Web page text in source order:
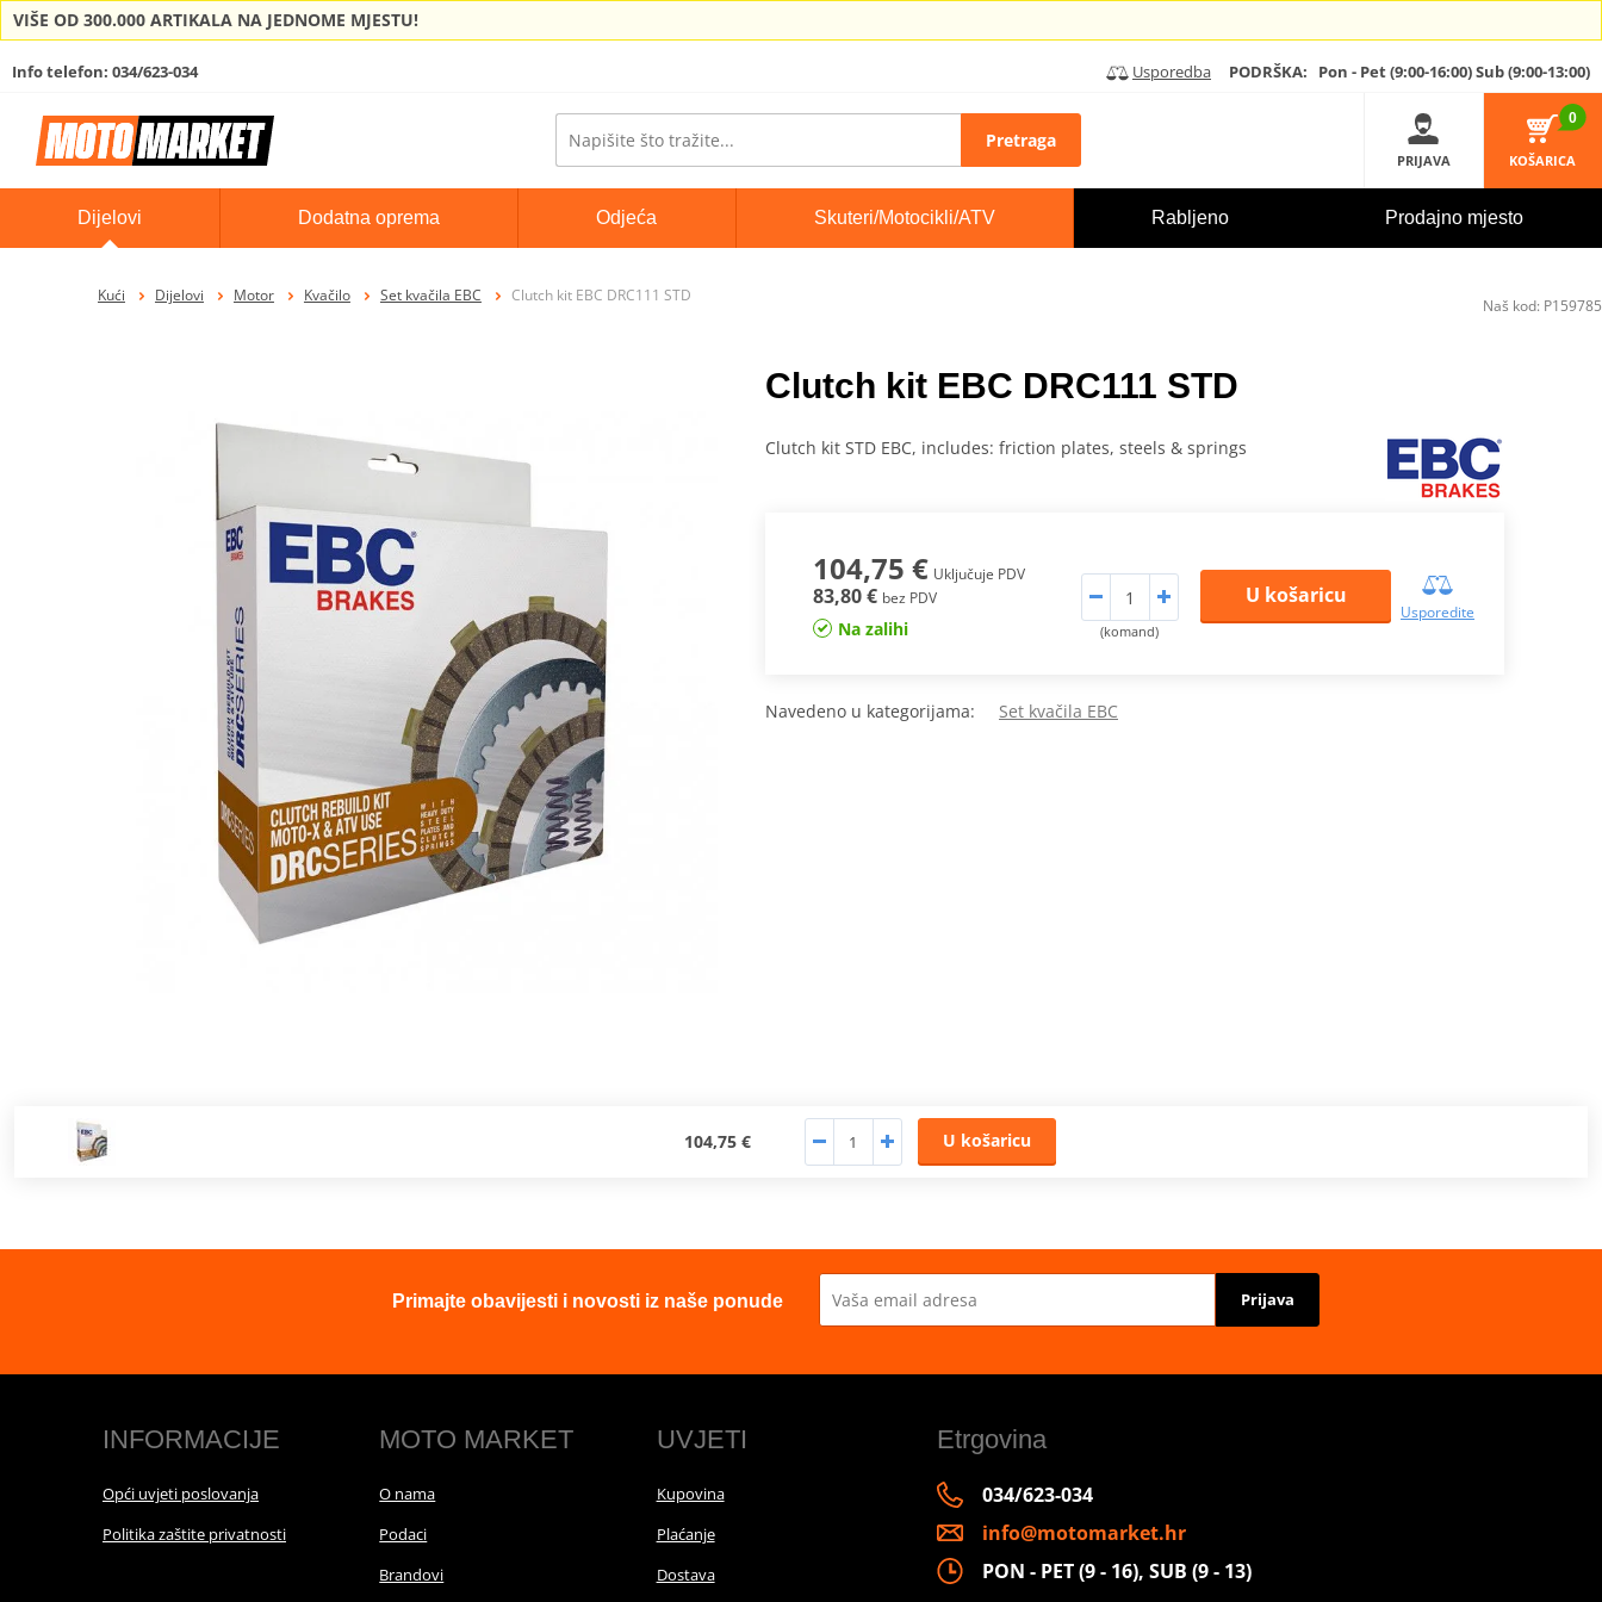
VIŠE OD 300.000 ARTIKALA NA JEDNOME MJESTU!
Info telefon: 034/623-034 Usporedba PODRŠKA: Pon - Pet (9:00-16:00)Sub (9:00-13:00)
Pretraga
PRIJAVA
0
KOŠARICA
Dijelovi Dodatna oprema Odjeća Skuteri/Motocikli/ATV Rabljeno Prodajno mjesto
Kući Dijelovi Motor Kvačilo Set kvačila EBC Clutch kit EBC DRC111 STD
Clutch kit EBC DRC111 STD
Clutch kit STD EBC, includes: friction plates, steels & springs
104,75 € Uključuje PDV
83,80 € bez PDV
Na zalihi (komand)
U košaricu
Usporedite
Navedeno u kategorijama: Set kvačila EBC
104,75 € U košaricu
Naš kod: P159785
Primajte obavijesti i novosti iz naše ponude Prijava
INFORMACIJE
Opći uvjeti poslovanja
Politika zaštite privatnosti
MOTO MARKET
O nama
Podaci
Brandovi
UVJETI
Kupovina
Plaćanje
Dostava
Etrgovina
034/623-034
info@motomarket.hr
PON - PET (9 - 16), SUB (9 - 13)